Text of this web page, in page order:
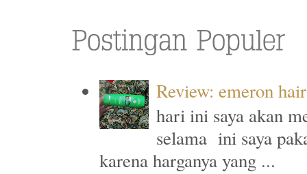
Review: emeron
hari ini saya akan
selama ini saya
karena harganya yang ...